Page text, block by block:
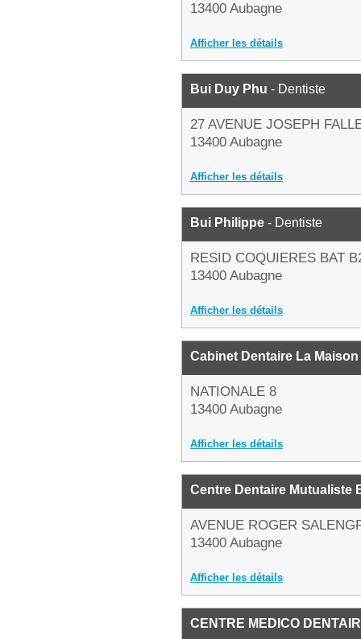
13400 Aubagne
Afficher les détails
Bui Duy Phu - Dentiste
27 AVENUE JOSEPH
13400 Aubagne
Afficher les détails
Bui Philippe - Dentiste
RESID COQUIERES BAT
13400 Aubagne
Afficher les détails
Cabinet Dentaire La
NATIONALE 8
13400 Aubagne
Afficher les détails
Centre Dentaire Mutualiste
AVENUE ROGER
13400 Aubagne
Afficher les détails
CENTRE MEDICO